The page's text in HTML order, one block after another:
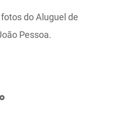
do Aluguel de
Pessoa.